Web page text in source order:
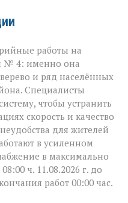
работы на
№ 4: именно она
и ряд населённых
Специалисты
чтобы устранить
скорость и качество
для жителей
в усиленном
в максимально
ч. 11.08.2026 г. до
работ 00:00 час.